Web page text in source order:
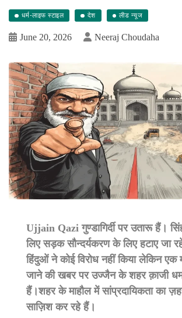
धर्म-लाइफ स्टाइल देश लीड न्यूज
June 20, 2026 Neeraj Choudaha
Ujjain Qazi गुण्डागिर्दी पर उतारू हैं।
लिए सड़क सौन्दर्यकरण के लिए हटाए जा रहे
हिंदुओं ने कोई विरोध नहीं किया लेकिन एक
जाने की खबर पर उज्जैन के शहर क़ाजी
हैं।शहर के माहौल में सांप्रदायिकता का
साज़िश कर रहे हैं।